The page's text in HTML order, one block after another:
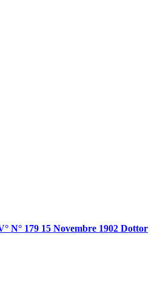
N° 179 15 Novembre 1902 Dottor